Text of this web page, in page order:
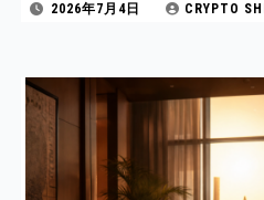
2026年7月4日 CRYPTO